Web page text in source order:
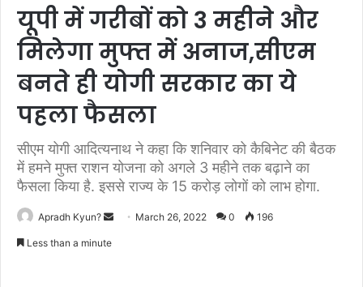
यूपी में गरीबों को 3 महीने और
मिलेगा मुफ्त में अनाज,सीएम
बनते ही योगी सरकार का ये
पहला फैसला
सीएम योगी आदित्यनाथ ने कहा कि शनिवार को कैबिनेट की बैठक
में हमने मुफ्त राशन योजना को अगले 3 महीने तक बढ़ाने का
फैसला किया है. इससे राज्य के 15 करोड़ लोगों को लाभ होगा.
Apradh Kyun? March 26, 2022 0 196
Less than a minute